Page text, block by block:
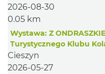
2026-08-30
0.05 km
Wystawa: Z
Turystycznego Klubu
Cieszyn
2026-05-27